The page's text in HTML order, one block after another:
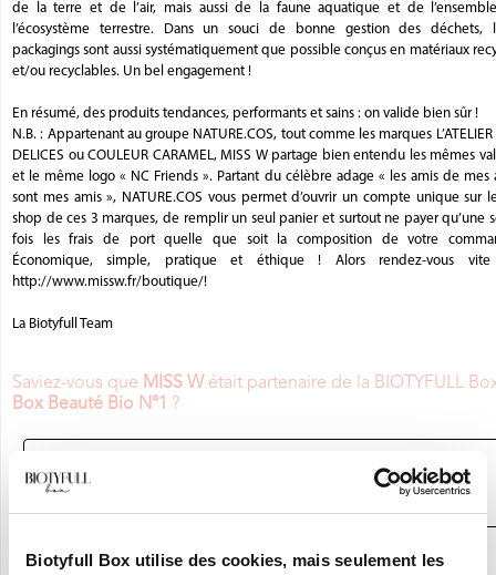
Biotyfull Box utilise des cookies, mais seulement les
de la terre et de l’air, mais aussi de la faune aquatique et de
l’écosystème terrestre. Dans un souci de bonne gestion des déchets,
packagings sont aussi systématiquement que possible conçus en matériaux
et/ou recyclables. Un bel engagement !
En résumé, des produits tendances, performants et sains : on valide bien sûr !
N.B. : Appartenant au groupe NATURE.COS, tout comme les marques L’ATELIER
DELICES ou COULEUR CARAMEL, MISS W partage bien entendu les mêmes
et le même logo « NC Friends ». Partant du célèbre adage « les amis de mes
sont mes amis », NATURE.COS vous permet d’ouvrir un compte unique sur
shop de ces 3 marques, de remplir un seul panier et surtout ne payer qu’une
fois les frais de port quelle que soit la composition de votre
Économique, simple, pratique et éthique ! Alors rendez-vous vite
http://www.missw.fr/boutique/!
La Biotyfull Team
Saviez-vous que MISS W était partenaire de la BIOTYFULL
Box Beauté Bio N°1
?
JE DÉCOUVRE LA BOX BEAUTÉ BIO
En ce moment :